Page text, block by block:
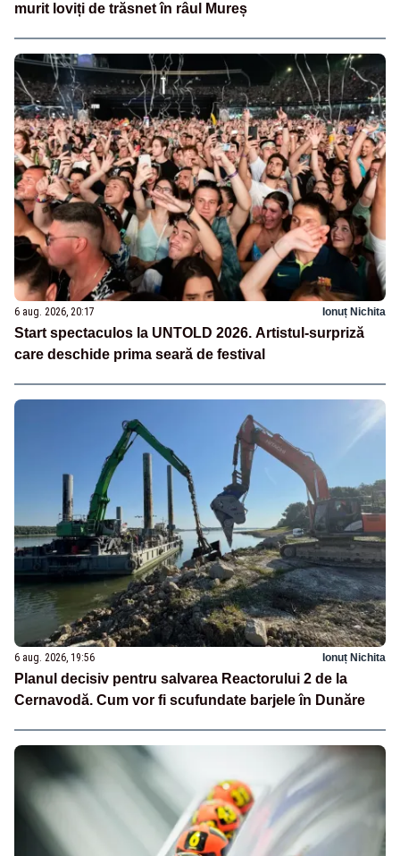
murit loviți de trăsnet în râul Mureș
6 aug. 2026, 20:17 Ionuț Nichita
Start spectaculos la UNTOLD 2026. Artistul-surpriză
care deschide prima seară de festival
6 aug. 2026, 19:56 Ionuț Nichita
Planul decisiv pentru salvarea Reactorului 2 de la
Cernavodă. Cum vor fi scufundate barjele în Dunăre